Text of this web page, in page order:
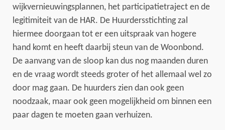
wijkvernieuwingsplannen, het participatietraject en de
legitimiteit van de HAR. De Huurdersstichting zal
hiermee doorgaan tot er een uitspraak van hogere
hand komt en heeft daarbij steun van de Woonbond.
De aanvang van de sloop kan dus nog maanden duren
en de vraag wordt steeds groter of het allemaal wel zo
door mag gaan. De huurders zien dan ook geen
noodzaak, maar ook geen mogelijkheid om binnen een
paar dagen te moeten gaan verhuizen.